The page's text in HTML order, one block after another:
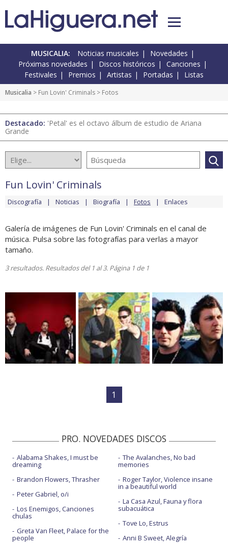
MUSICALIA: Noticias musicales
Novedades
Próximas novedades
Discos históricos
Canciones
Festivales
Premios Artistas Portadas Listas
Musicalia > Fun Lovin' Criminals > Fotos
Destacado: 'Petal' es el octavo álbum de estudio de Ariana
Grande
Fun Lovin' Criminals
Discografía Noticias Biografía Fotos Enlaces
Galería de imágenes de Fun Lovin' Criminals en el canal de
música. Pulsa sobre las fotografías para verlas a mayor
tamaño.
3 resultados. Resultados del 1 al 3. Página 1 de 1
1
PRO. NOVEDADES DISCOS
Alabama Shakes, I must be
dreaming
Brandon Flowers, Thrasher
Peter Gabriel, o/i
Los Enemigos, Canciones
chulas
Greta Van Fleet, Palace for the
people
The Avalanches, No bad
memories
Roger Taylor, Violence insane
in a beautiful world
La Casa Azul, Fauna y flora
subacuática
Tove Lo, Estrus
Anni B Sweet, Alegría